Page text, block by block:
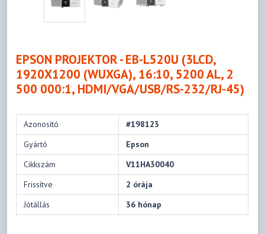
EPSON PROJEKTOR - EB-L520U (3LCD,
1920X1200 (WUXGA), 16:10, 5200 AL, 2
500 000:1, HDMI/VGA/USB/RS-232/RJ-45)
Azonosító
#198123
Gyártó
Epson
Cikkszám
V11HA30040
Frissítve
2 órája
Jótállás
36 hónap